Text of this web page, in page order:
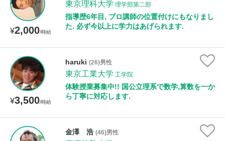
¥2,000/時給
東京理科大学 理学部第二部
指導歴6年目, プロ講師の位置付けにもなりまし
た. 必ず今以上に学力はあげられます.
¥3,500/時給
haruki (26)男性
東京工業大学 工学院
体験授業募集中!! 国公立理系で数学,算数を一か
ら丁寧に対応します.
金澤 浩 (46)男性